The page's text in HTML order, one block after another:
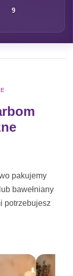
9
pakujemy
bawełniany
potrzebujesz